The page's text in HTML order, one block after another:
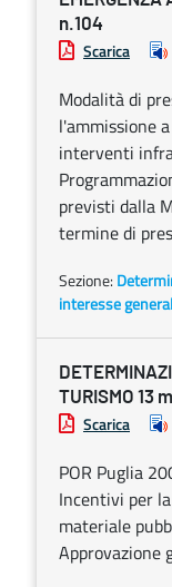
n.104
Scarica
Modalità di
l'ammissione
interventi
previsti dalla
termine di
Sezione:
interesse
TURISMO 13
Scarica
POR Puglia
Incentivi per
materiale
Approvazione